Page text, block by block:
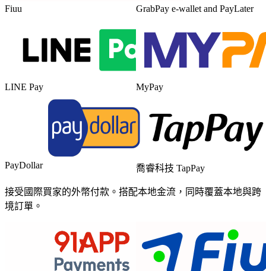
Fiuu GrabPay e-wallet and PayLater
LINE Pay MyPay
PayDollar 喬睿科技 TapPay
接受國際買家的外幣付款。搭配本地金流，同時覆蓋本地與跨
境訂單。